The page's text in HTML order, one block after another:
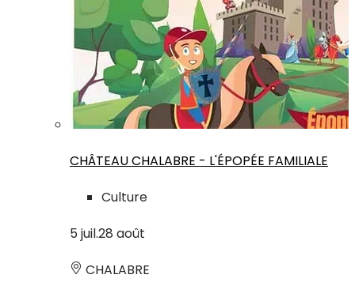
CHÂTEAU CHALABRE - L'ÉPOPÉE FAMILIALE
Culture
5 juil.28 août
CHALABRE